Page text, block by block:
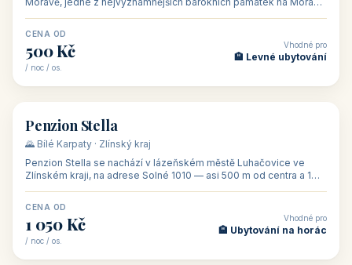
CENA OD
500 Kč
/ noc / os.
Vhodné pro
🏨 Levné ubytování
🏡 penzion
Penzion Stella
🌄 Bílé Karpaty · Zlínský kraj
Penzion Stella se nachází v lázeňském městě Luhačovice ve
Zlínském kraji, na adrese Solné 1010 — asi 500 m od centra a 1
CENA OD
1 050 Kč
/ noc / os.
Vhodné pro
🏨 Ubytování na horác